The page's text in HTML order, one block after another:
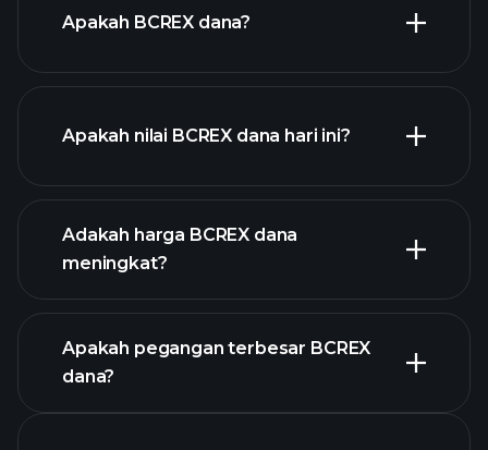
Apakah BCREX dana?
Apakah nilai BCREX dana hari ini?
grafik lanjutan
Adakah harga BCREX dana
meningkat?
Apakah pegangan terbesar BCREX
dana?